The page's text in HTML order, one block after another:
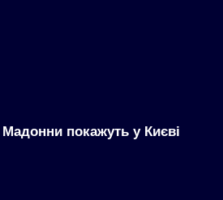
покажуть у Києві